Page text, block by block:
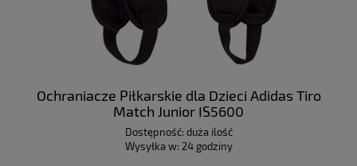
Ochraniacze Piłkarskie dla Dzieci Adidas Tiro
Match Junior IS5600
Dostępność: duża ilość
Wysyłka w: 24 godziny